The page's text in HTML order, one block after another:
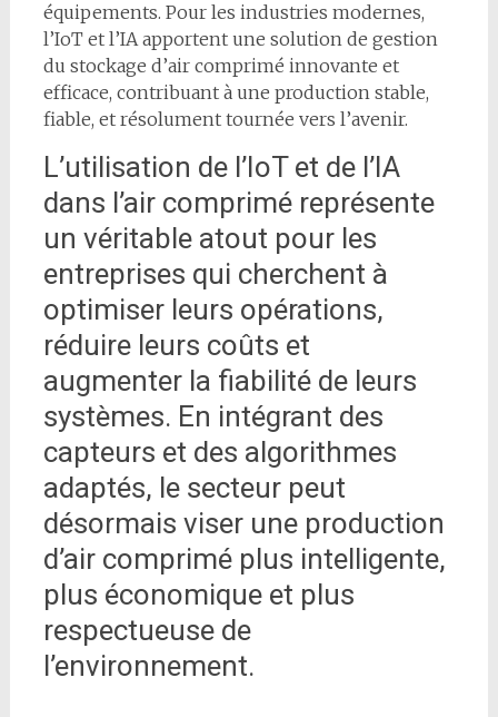
équipements. Pour les industries modernes,
l’IoT et l’IA apportent une solution de gestion
du stockage d’air comprimé innovante et
efficace, contribuant à une production stable,
fiable, et résolument tournée vers l’avenir.
L’utilisation de l’IoT et de l’IA
dans l’air comprimé représente
un véritable atout pour les
entreprises qui cherchent à
optimiser leurs opérations,
réduire leurs coûts et
augmenter la fiabilité de leurs
systèmes. En intégrant des
capteurs et des algorithmes
adaptés, le secteur peut
désormais viser une production
d’air comprimé plus intelligente,
plus économique et plus
respectueuse de
l’environnement.